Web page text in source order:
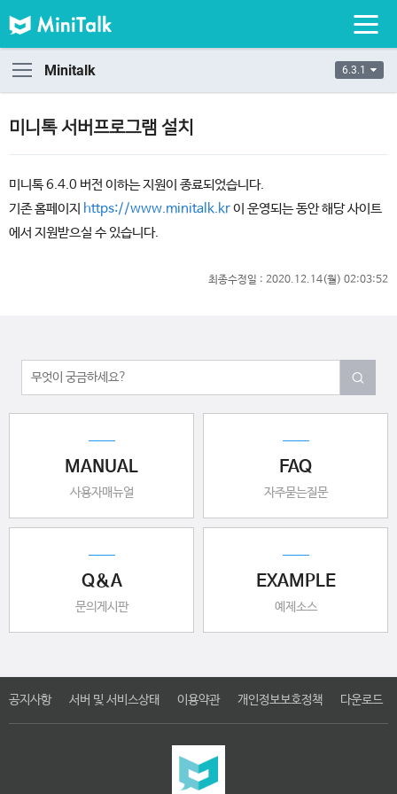
Minitalk 6.3.1
미니톡 서버프로그램 설치
미니톡 6.4.0 버전 이하는 지원이 종료되었습니다.
기존 홈페이지 https://www.minitalk.kr이 운영되는 동안 해당 사이트
에서 지원받으실 수 있습니다.
최종수정일 : 2020.12.14(월) 02:03:52
MANUAL
사용자매뉴얼
FAQ
자주묻는질문
Q&A
문의게시판
EXAMPLE
예제소스
공지사항 서버 및 서비스상태 이용약관 개인정보보호정책 다운로드